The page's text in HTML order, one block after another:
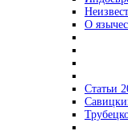
О
Статьи